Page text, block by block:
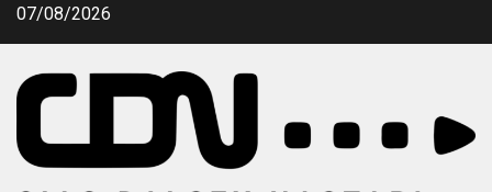
Przejdź
07/08/2026